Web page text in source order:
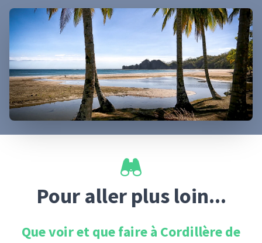
Pour aller plus loin...
Que voir et que faire à Cordillère de